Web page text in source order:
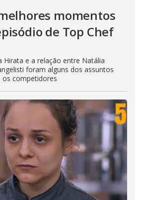
momentos
de Top Chef
Hirata e a relação entre Natália
foram alguns dos assuntos
os competidores